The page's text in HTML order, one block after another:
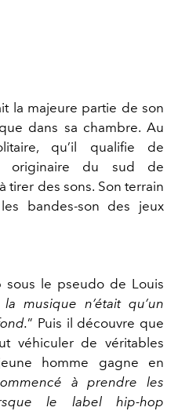
la majeure partie de son
dans sa chambre. Au
qu’il qualifie de
originaire du sud de
tirer des sons. Son terrain
bandes-son des jeux
sous le pseudo de Louis
musique n’était qu’un
” Puis il découvre que
véhiculer de véritables
homme gagne en
à prendre les
le label hip-hop